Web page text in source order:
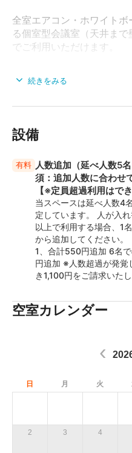
全室エアコン・ホワイト
る個室型会議室（天井ま
でご利用いただけます。
会、面接・オーディショ
隣室のお客様にご迷惑が掛
用はご遠慮いただいてます
室内での飲酒や飲酒後の
机は固定式のため折り畳
せん。
当会場は土足のままご利
続きをみる
設備
有料 人数追加（延べ人数5
須：追加人数に合わせ
【※定員超過利用はで
当スペースは延べ人数4
定しています。 人が入
以上で利用する場合、1
から追加してください
1、合計550円追加 6名
円追加 ※人数超過が発覚
き1,100円をご請求いた
空室カレンダー
‹
日 月 火
2 3 4